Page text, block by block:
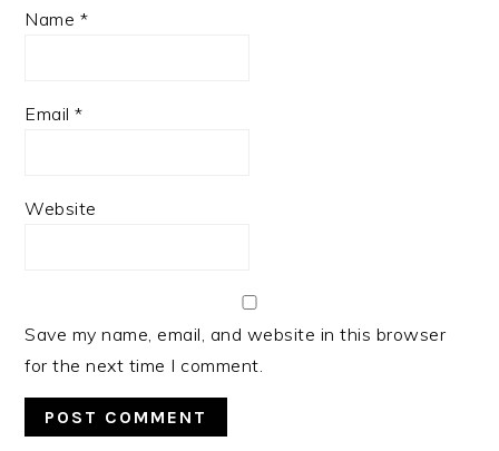
Name *
Email*
Website
Save my name, email, and website in this browser
for the next time I comment.